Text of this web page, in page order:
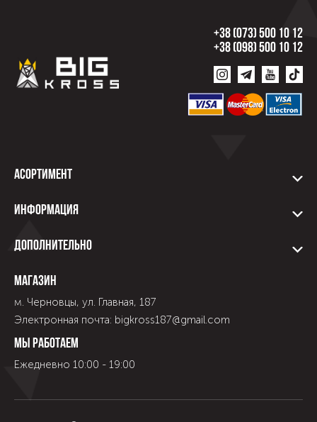
+38 (073) 500 10 12
+38 (098) 500 10 12
Асортимент
Информация
Дополнительно
Магазин
м. Черновцы, ул. Главная, 187
Электронная почта: bigkross187@gmail.com
Мы работаем
Ежедневно 10:00 - 19:00